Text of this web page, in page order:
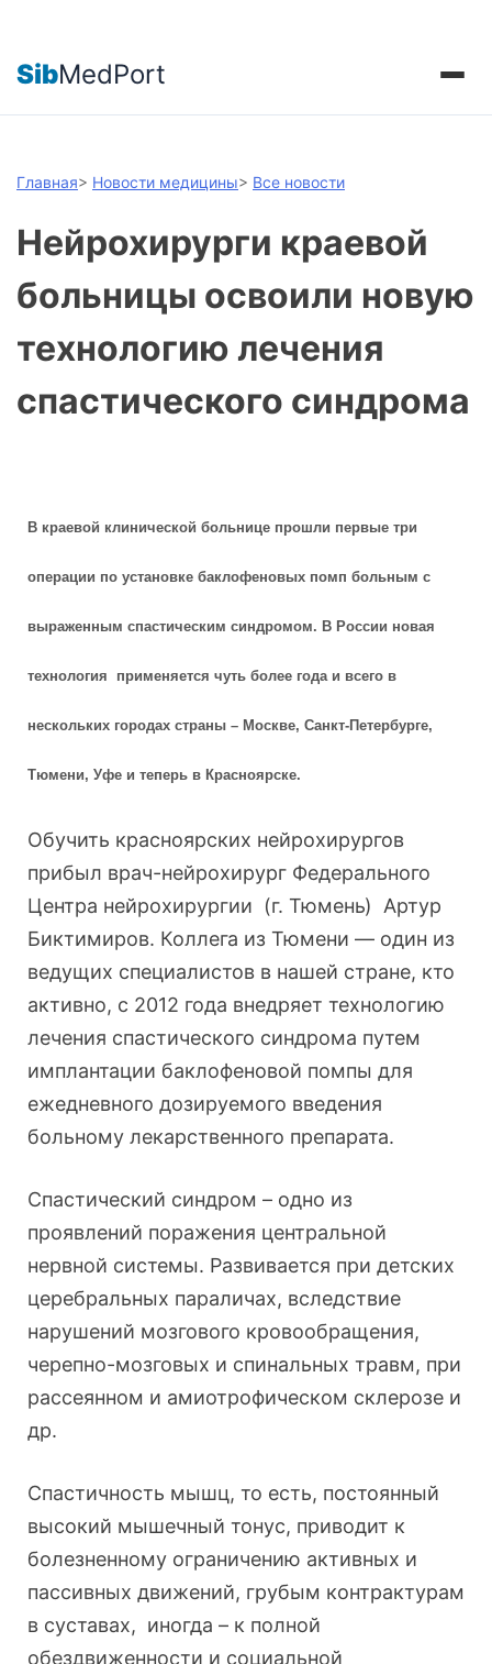
SibMedPort
Главная> Новости медицины> Все новости
Нейрохирурги краевой
больницы освоили новую
технологию лечения
спастического синдрома
В краевой клинической больнице прошли первые три
операции по установке баклофеновых помп больным с
выраженным спастическим синдромом. В России новая
технология применяется чуть более года и всего в
нескольких городах страны – Москве, Санкт-Петербурге,
Тюмени, Уфе и теперь в Красноярске.
Обучить красноярских нейрохирургов
прибыл врач-нейрохирург Федерального
Центра нейрохирургии (г. Тюмень) Артур
Биктимиров. Коллега из Тюмени — один из
ведущих специалистов в нашей стране, кто
активно, с 2012 года внедряет технологию
лечения спастического синдрома путем
имплантации баклофеновой помпы для
ежедневного дозируемого введения
больному лекарственного препарата.
Спастический синдром – одно из
проявлений поражения центральной
нервной системы. Развивается при детских
церебральных параличах, вследствие
нарушений мозгового кровообращения,
черепно-мозговых и спинальных травм, при
рассеянном и амиотрофическом склерозе и
др.
Спастичность мышц, то есть, постоянный
высокий мышечный тонус, приводит к
болезненному ограничению активных и
пассивных движений, грубым контрактурам
в суставах, иногда – к полной
обездвиженности и социальной